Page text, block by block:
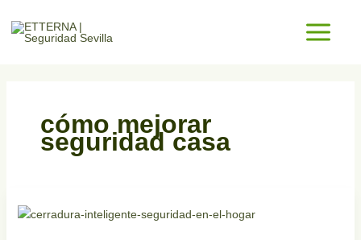
contenido
cómo mejorar
seguridad casa
verdad